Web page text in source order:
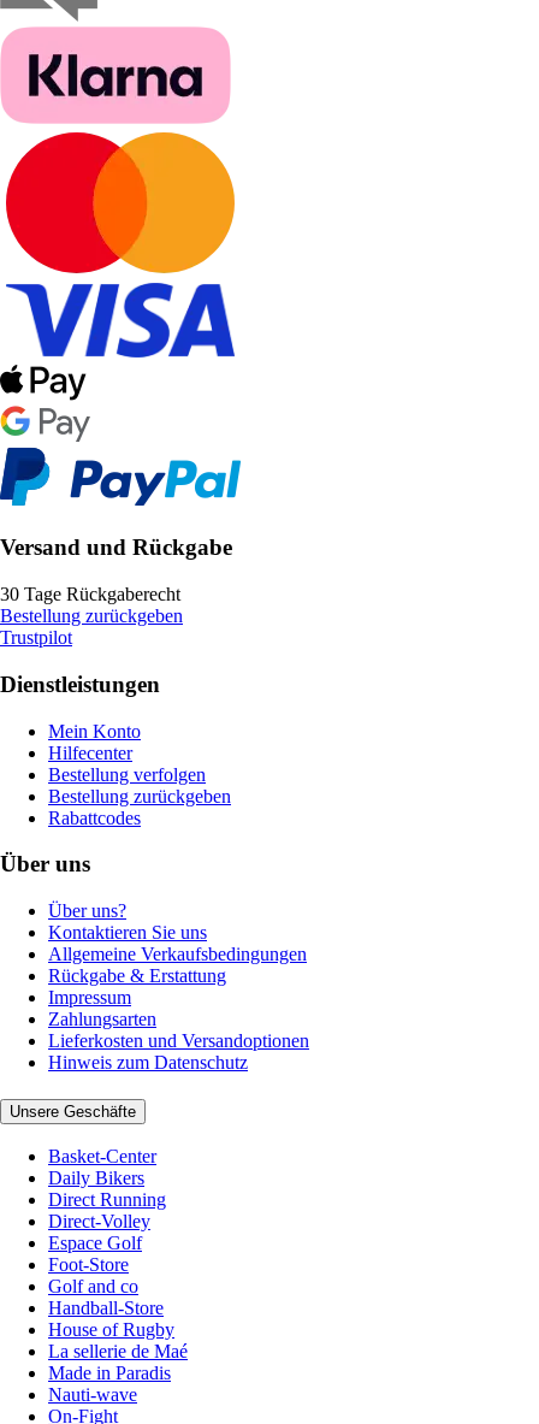
Versand und Rückgabe
30 Tage Rückgaberecht
Bestellung zurückgeben
Trustpilot
Dienstleistungen
Mein Konto
Hilfecenter
Bestellung verfolgen
Bestellung zurückgeben
Rabattcodes
Über uns
Über uns?
Kontaktieren Sie uns
Allgemeine Verkaufsbedingungen
Rückgabe & Erstattung
Impressum
Zahlungsarten
Lieferkosten und Versandoptionen
Hinweis zum Datenschutz
Unsere Geschäfte
Basket-Center
Daily Bikers
Direct Running
Direct-Volley
Espace Golf
Foot-Store
Golf and co
Handball-Store
House of Rugby
La sellerie de Maé
Made in Paradis
Nauti-wave
On-Fight